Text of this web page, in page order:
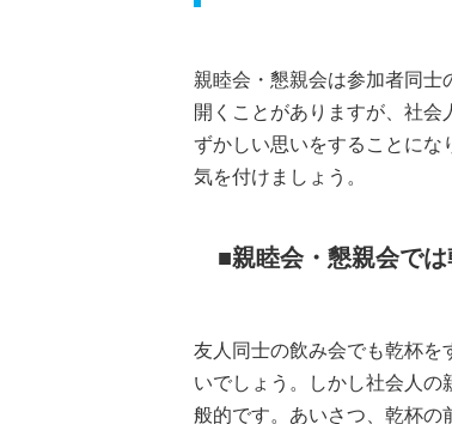
親睦会・懇親会は参加者同士
開くことがありますが、社
ずかしい思いをすることにな
気を付けましょう。
親睦会・懇親会で
友人同士の飲み会でも乾杯を
いでしょう。しかし社会人の
般的です。あいさつ、乾杯の